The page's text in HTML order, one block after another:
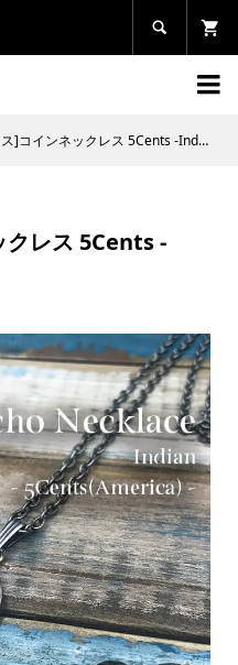


]コインネックレス 5Cents -Indian-
レス 5Cents -